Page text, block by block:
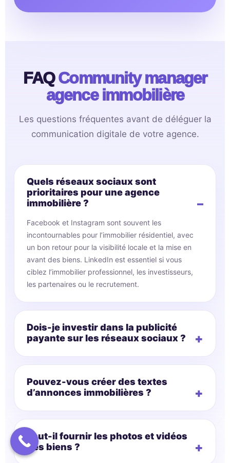
FAQCommunity manager
agence immobilière
Les questions fréquentes avant de déléguer la
communication digitale de votre agence.
Quels réseaux sociaux sont
prioritaires pour une agence
immobilière ?
Facebook et Instagram sont souvent les
incontournables pour l’immobilier résidentiel, avec
un bon retour pour la visibilité locale et la mise en
avant des biens. LinkedIn est essentiel si vous
ciblez l’immobilier professionnel, les investisseurs,
les partenaires ou le recrutement.
Dois-je investir dans la publicité
payante sur les réseaux sociaux ?
Pouvez-vous créer des textes
d’annonces immobilières ?
Faut-il fournir les photos et vidéos
des biens ?